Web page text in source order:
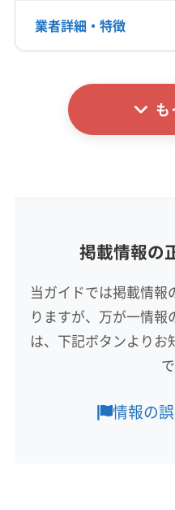
非公開
公式サイトなし
業者詳細・特徴
基本情報
代表者名
下伊那郡阿南町
下伊那郡
下伊那郡高森町
下伊那郡
下伊那郡泰阜村
下伊那郡
下伊那郡
上伊那郡南箕輪村
上伊那
もっと見る
8:00〜18:00
も
掲載情報の
当ガイドでは掲載情報
りますが、万が一情
は、下記ボタンよりお
情報の